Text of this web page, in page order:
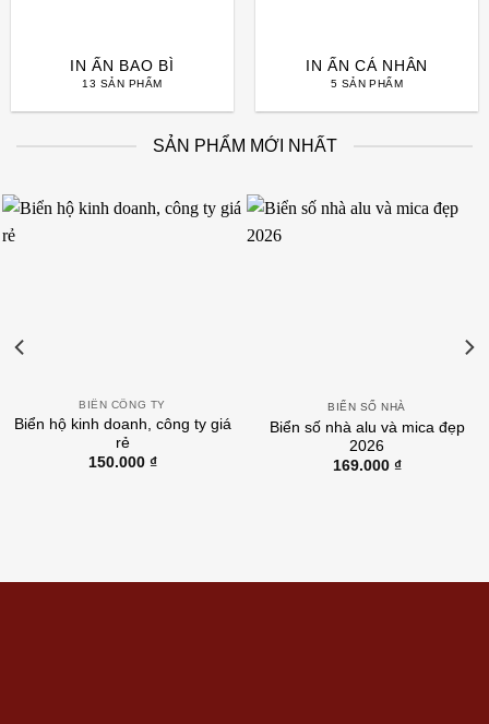
IN ẤN BAO BÌ
13 SẢN PHẨM
IN ẤN CÁ NHÂN
5 SẢN PHẨM
SẢN PHẨM MỚI NHẤT
BIỂN CÔNG TY
Biển hộ kinh doanh, công ty giá
rẻ
150.000 ₫
BIỂN SỐ NHÀ
Biển số nhà alu và mica đẹp
2026
169.000 ₫